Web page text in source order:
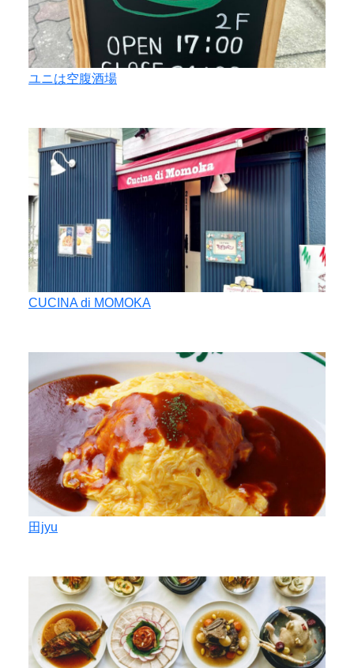
ユニは空腹酒場
CUCINA di MOMOKA
田jyu